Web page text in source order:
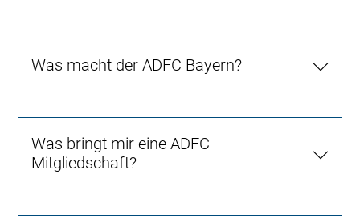
Was macht der ADFC Bayern?
Was bringt mir eine ADFC-
Mitgliedschaft?